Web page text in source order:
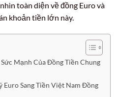
toàn diện về đồng Euro và
khoản tiền lớn này.
Mạnh Của Đồng Tiền Chung
Euro Sang Tiền Việt Nam Đồng